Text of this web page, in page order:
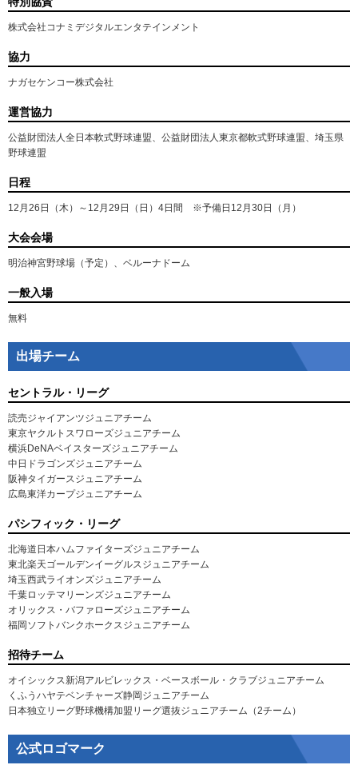
株式会社コナミデジタルエンタテインメント
協力
ナガセケンコー株式会社
運営協力
公益財団法人全日本軟式野球連盟、公益財団法人東京都軟式野球連盟、埼玉県
野球連盟
日程
12月26日（木）～12月29日（日）4日間 ※予備日12月30日（月）
大会会場
明治神宮野球場（予定）、ベルーナドーム
一般入場
無料
出場チーム
セントラル・リーグ
読売ジャイアンツジュニアチーム
東京ヤクルトスワローズジュニアチーム
横浜DeNAベイスターズジュニアチーム
中日ドラゴンズジュニアチーム
阪神タイガースジュニアチーム
広島東洋カープジュニアチーム
パシフィック・リーグ
北海道日本ハムファイターズジュニアチーム
東北楽天ゴールデンイーグルスジュニアチーム
埼玉西武ライオンズジュニアチーム
千葉ロッテマリーンズジュニアチーム
オリックス・バファローズジュニアチーム
福岡ソフトバンクホークスジュニアチーム
招待チーム
オイシックス新潟アルビレックス・ベースボール・クラブジュニアチーム
くふうハヤテベンチャーズ静岡ジュニアチーム
日本独立リーグ野球機構加盟リーグ選抜ジュニアチーム（2チーム）
公式ロゴマーク